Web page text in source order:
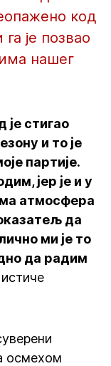
код
је позвао
нашег
је стигао
и то је
партије.
јер је и у
атмосфера
да
ми је то
да радим
истиче
осмехом